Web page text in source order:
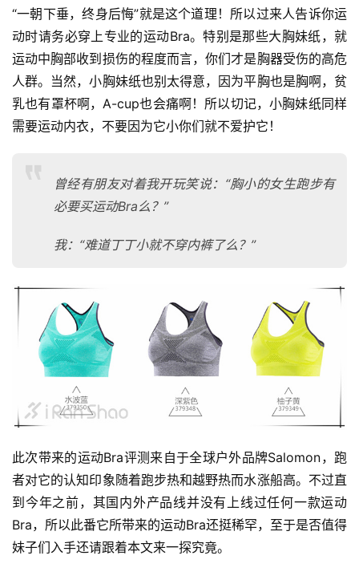
“一朝下垂，终身后悔”就是这个道理！所以过来人告诉你运
动时请务必穿上专业的运动Bra。特别是那些大胸妹纸，就
运动中胸部收到损伤的程度而言，你们才是胸器受伤的高危
人群。当然，小胸妹纸也别太得意，因为平胸也是胸啊，贫
乳也有罩杯啊，A-cup也会痛啊！ 所以切记，小胸妹纸同样
需要运动内衣，不要因为它小你们就不爱护它！
曾经有朋友对着我开玩笑说：“胸小的女生跑步有
必要买运动Bra么？”
我：“难道丁丁小就不穿内裤了么？”
此次带来的运动Bra评测来自于全球户外品牌Salomon，跑
者对它的认知印象随着跑步热和越野热而水涨船高。不过直
到今年之前，其国内外产品线并没有上线过任何一款运动
Bra，所以此番它所带来的运动Bra还挺稀罕，至于是否值得
妹子们入手还请跟着本文来一探究竟。